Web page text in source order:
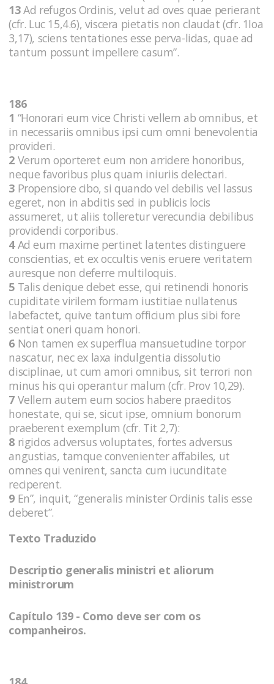
13Ad refugos Ordinis, velut ad oves quae perierant
(cfr. Luc 15,4.6), viscera pietatis non claudat (cfr. 1Ioa
3,17), sciens tentationes esse perva-lidas, quae ad
tantum possunt impellere casum”.
186
1 “Honorari eum vice Christi vellem ab omnibus, et
in necessariis omnibus ipsi cum omni benevolentia
provideri.
2 Verum oporteret eum non arridere honoribus,
neque favoribus plus quam iniuriis delectari.
3 Propensiore cibo, si quando vel debilis vel lassus
egeret, non in abditis sed in publicis locis
assumeret, ut aliis tolleretur verecundia debilibus
providendi corporibus.
4Ad eum maxime pertinet latentes distinguere
conscientias, et ex occultis venis eruere veritatem
auresque non deferre multiloquis.
5 Talis denique debet esse, qui retinendi honoris
cupiditate virilem formam iustitiae nullatenus
labefactet, quive tantum officium plus sibi fore
sentiat oneri quam honori.
6 Non tamen ex superflua mansuetudine torpor
nascatur, nec ex laxa indulgentia dissolutio
disciplinae, ut cum amori omnibus, sit terrori non
minus his qui operantur malum (cfr. Prov 10,29).
7 Vellem autem eum socios habere praeditos
honestate, qui se, sicut ipse, omnium bonorum
praeberent exemplum (cfr. Tit 2,7):
8 rigidos adversus voluptates, fortes adversus
angustias, tamque convenienter affabiles, ut
omnes qui venirent, sancta cum iucunditate
reciperent.
9 En”, inquit, “generalis minister Ordinis talis esse
deberet”.
Texto Traduzido
Descriptio generalis ministri et aliorum
ministrorum
Capítulo 139 - Como deve ser com os
companheiros.